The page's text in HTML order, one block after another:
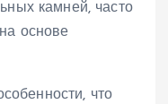
камней, часто
основе
что